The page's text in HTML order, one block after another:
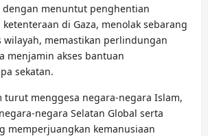
dengan menuntut penghentian
di Gaza, menolak sebarang
wilayah, memastikan perlindungan
menjamin akses bantuan
sekatan.
turut menggesa negara-negara Islam,
negara Selatan Global serta
memperjuangkan kemanusiaan